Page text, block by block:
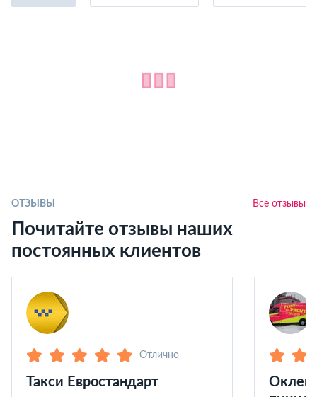
ОТЗЫВЫ Все отзывы
Почитайте отзывы наших
постоянных клиентов
Отлично
Такси Евростандарт